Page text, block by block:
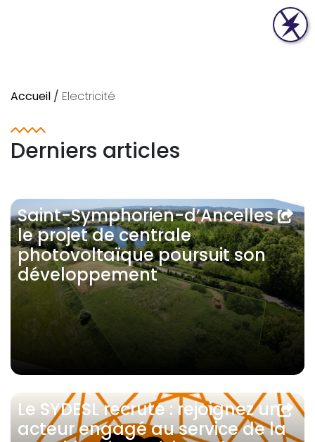
Accueil / Electricité
Derniers articles
Saint-Symphorien-d’Ancelles :
le projet de centrale
photovoltaïque poursuit son
développement
Le SYDESL recrute : rejoignez un
acteur engagé au service de la